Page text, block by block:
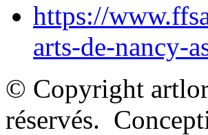
https://
arts-de-nancy-
© Copyright
réservés.